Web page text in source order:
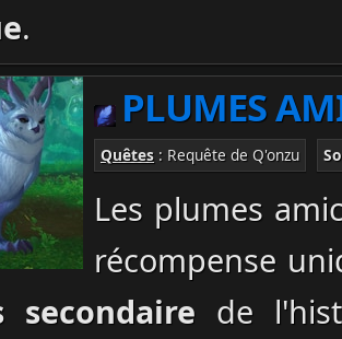
.
PLUMES
Quêtes : Requête de Q'onzu
Les plumes
récompense
secondaire de